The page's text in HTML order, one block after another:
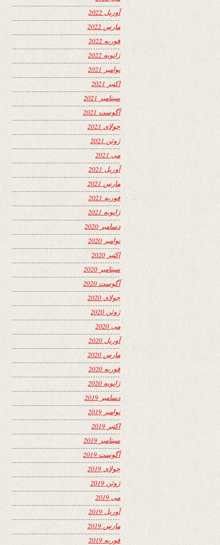
آوریل 2022
مارس 2022
فوریه 2022
ژانویه 2022
نوامبر 2021
اکتبر 2021
سپتامبر 2021
آگوست 2021
جولای 2021
ژوئن 2021
می 2021
آوریل 2021
مارس 2021
فوریه 2021
ژانویه 2021
دسامبر 2020
نوامبر 2020
اکتبر 2020
سپتامبر 2020
آگوست 2020
جولای 2020
ژوئن 2020
می 2020
آوریل 2020
مارس 2020
فوریه 2020
ژانویه 2020
دسامبر 2019
نوامبر 2019
اکتبر 2019
سپتامبر 2019
آگوست 2019
جولای 2019
ژوئن 2019
می 2019
آوریل 2019
مارس 2019
فوریه 2019